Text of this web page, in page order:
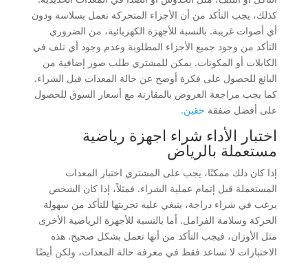
كذلك، يجب التأكد من أن الأجزاء المتحركة تعمل بسلاسة ودون
أي أصوات غريبة. بالنسبة للأجهزة الكهربائية، من الضروري
التأكد من وجود جميع الأجزاء المطلوبة وعدم وجود أي تلف في
الكابلات أو المكونات. يمكن للمشتري طلب صور إضافية من
البائع للحصول على فكرة أوضح عن حالة المعدات قبل الشراء.
كما يجب مراجعة العروض بالمقارنة مع أسعار السوق للحصول
على أفضل صفقة حقين.
اختبار الأداء شراء اجهزة رياضية
مستعملة بالرياض
إذا كان ذلك ممكنًا، يجب على المشتري اختبار المعدات
المستعملة قبل إتمام عملية الشراء. فمثلاً، إذا كان الشخص
يرغب في شراء دراجة، ينبغي عليه تجربتها للتأكد من سهولة
الحركة وسلامة الفرامل. أما بالنسبة للأجهزة الرياضية الأخرى
مثل الأوزان، فيجب التأكد من أنها تعمل بشكل صحيح. هذه
الاختبارات لا تساعد فقط في معرفة حالة المعدات، ولكن أيضًا